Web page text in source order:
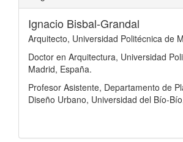
Ignacio Bisbal-Grandal
Arquitecto, Universidad Politécnica de
Doctor en Arquitectura, Universidad
Madrid, España.
Profesor Asistente, Departamento de
Diseño Urbano, Universidad del Bío-